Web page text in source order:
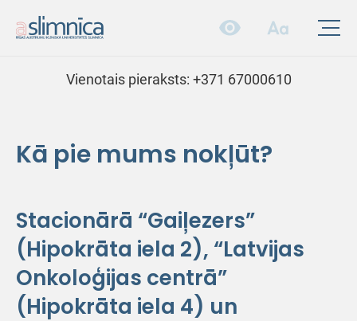
Vienotais pieraksts: +371 67000610
Kā pie mums nokļūt?
Stacionārā “Gaiļezers”
(Hipokrāta iela 2), “Latvijas
Onkoloģijas centrā”
(Hipokrāta iela 4) un